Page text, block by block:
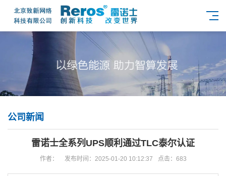
公司新闻
雷诺士全系列UPS顺利通过TLC泰尔认证
作者： 发布时间：2025-01-20 10:12:37 点击：683